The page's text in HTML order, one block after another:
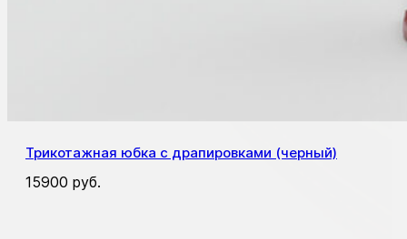
Трикотажная юбка с драпировками (черный)
15900 руб.